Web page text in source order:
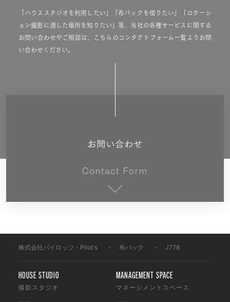
「ハウススタジオを利用したい」「布バックを借りたい」「ロケーシ
ョン撮影に適した場所を知りたい」等、当社の各種サービスに関する
お問い合わせやご相談は、こちらのコンタクトフォーム一覧よりお問
い合わせください。
お問い合わせ
Contact Form
株式会社パイロッツ - Pilot's 布バック J778
HOUSE STUDIO
撮影スタジオ
MANAGEMENT SPACE
マネージメントスペース